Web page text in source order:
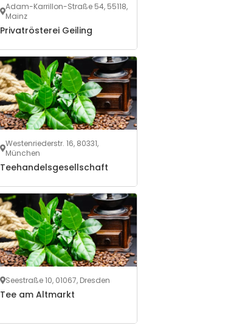
Adam-Karrillon-Straße 54, 55118,
Mainz
Privatrösterei Geiling
Westenriederstr. 16, 80331,
München
Teehandelsgesellschaft
Seestraße 10, 01067, Dresden
Tee am Altmarkt